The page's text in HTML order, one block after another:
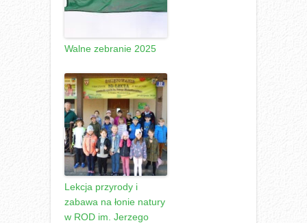
Walne zebranie 2025
Lekcja przyrody i
zabawa na łonie natury
w ROD im. Jerzego